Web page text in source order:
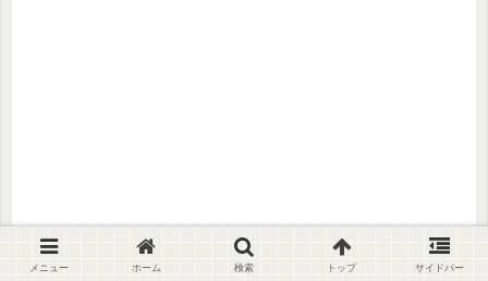
メニュー ホーム 検索 トップ サイドバー